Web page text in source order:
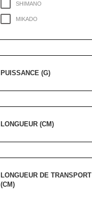
SHIMANO
MIKADO
PUISSANCE (G)
LONGUEUR (CM)
LONGUEUR DE TRANSPORT
(CM)